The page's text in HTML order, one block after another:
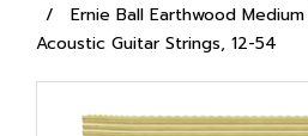
Ernie Ball Earthwood
Acoustic Guitar Strings, 12-54